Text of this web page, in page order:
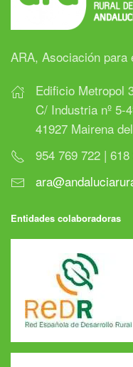
ARA, Asociación
Edificio Metropol
C/ Industria nº 5-
41927 Mairena
954 769 722 |
Entidades colaboradoras